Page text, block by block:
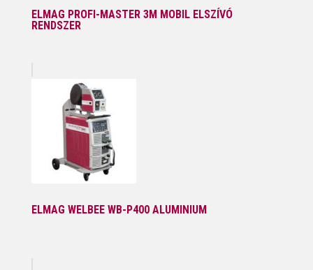
ELMAG PROFI-MASTER 3M MOBIL ELSZÍVÓ
RENDSZER
ELMAG WELBEE WB-P400 ALUMINIUM